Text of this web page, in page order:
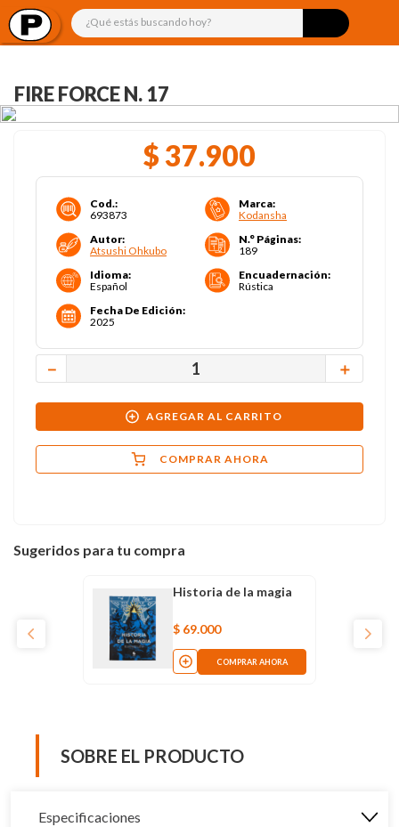
¿Qué estás buscando hoy?
FIRE FORCE N. 17
$ 37.900
Cod.:
693873
Marca:
Kodansha
Autor:
Atsushi Ohkubo
N.° Páginas:
189
Idioma:
Español
Encuadernación:
Rústica
Fecha De Edición:
2025
＋
－
AGREGAR AL CARRITO
COMPRAR AHORA
Sugeridos para tu compra
Historia de la magia
$ 69.000
COMPRAR AHORA
SOBRE EL PRODUCTO
Especificaciones